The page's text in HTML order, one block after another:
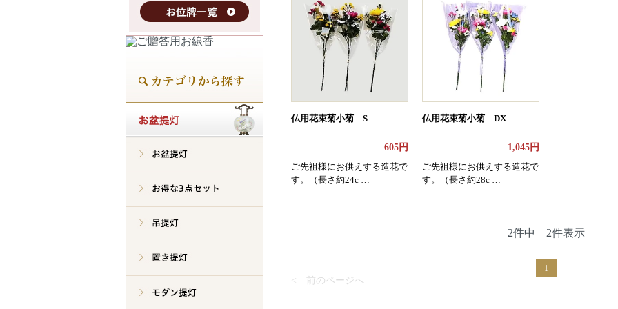
仏用花束菊小菊 S
605円
ご先祖様にお供えする造花で
す。（長さ約24c …
仏用花束菊小菊 DX
1,045円
ご先祖様にお供えする造花で
す。（長さ約28c …
2件中 2件表示
1
< 前のページへ